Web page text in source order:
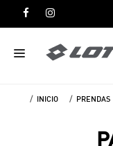
INICIO PRENDAS